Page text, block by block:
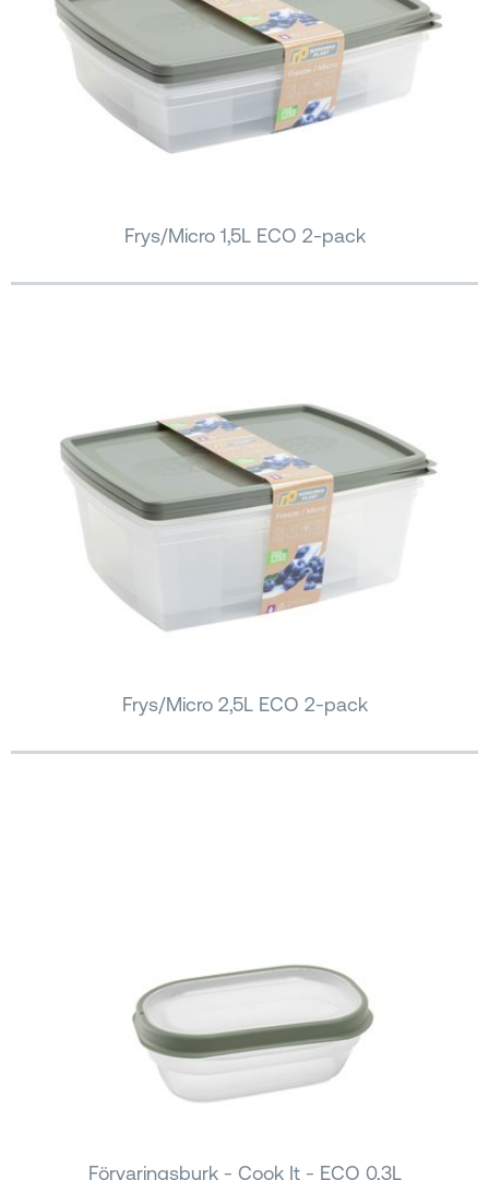
Frys/Micro 1,5L ECO 2-pack
Frys/Micro 2,5L ECO 2-pack
Förvaringsburk - Cook It - ECO 0,3L